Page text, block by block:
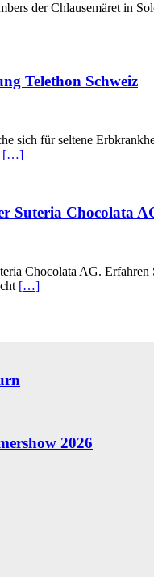
der Chlausemäret in
Telethon Schweiz
sich für seltene
[…]
Suteria Chocolata
Chocolata AG.
[…]
2026